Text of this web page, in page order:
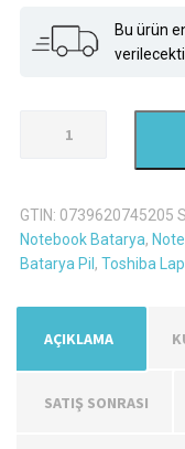
Bu ürün
Satellite
Laptop
Batarya
Pil
Hücreli
GTIN: 0739620745205
Notebook Batarya,
Batarya Pil , Toshiba
AÇIKLAMA
SATIŞ SONRASI